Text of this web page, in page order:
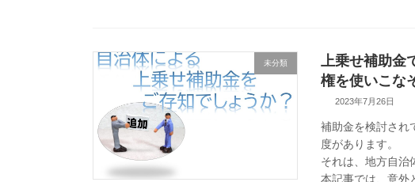
未分類
上乗せ補助
権を使いこな
2023年7月26日
補助金を検討され
度があります。
それは、地方自治
本記事では、意外